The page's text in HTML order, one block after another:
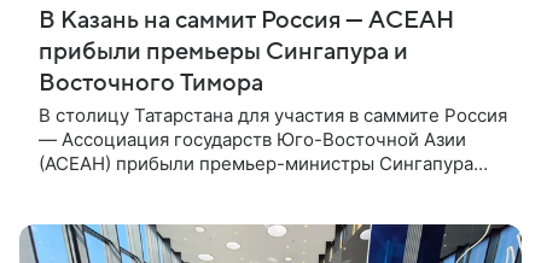
В Казань на саммит Россия — АСЕАН
прибыли премьеры Сингапура и
Восточного Тимора
В столицу Татарстана для участия в саммите Россия
— Ассоциация государств Юго-Восточной Азии
(АСЕАН) прибыли премьер-министры Сингапура
опубликовала пресс-служба Раиса РТ.